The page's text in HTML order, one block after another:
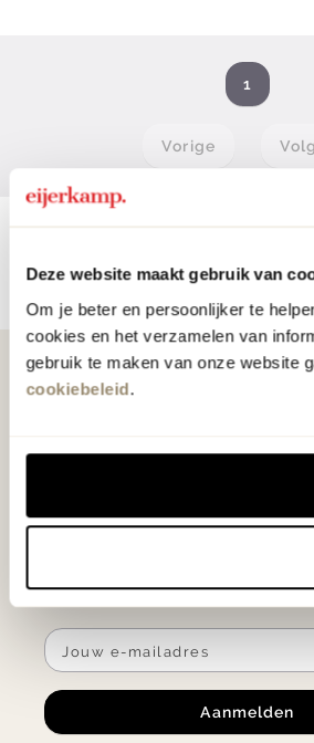
Deze website maakt gebruik van
Om je beter en persoonlijker te
cookies en het verzamelen van
gebruik te maken van onze website
cookiebeleid.
Vorige
1
Ontvang € 25.- korting
bestelling en blijf op de
nieuwste collecties, laatste
verrassende
Aanmelden